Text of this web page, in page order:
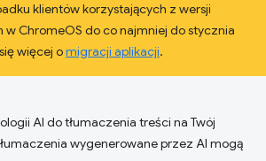
klientów korzystających z wersji
w ChromeOS do co najmniej do stycznia
więcej omigracji aplikacji.
AI do tłumaczenia treści na Twój
wygenerowane przez AI mogą